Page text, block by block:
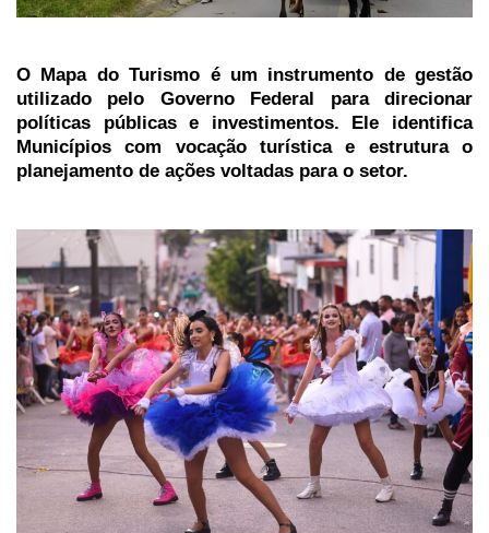
O Mapa do Turismo é um instrumento de gestão
utilizado pelo Governo Federal para direcionar
políticas públicas e investimentos. Ele identifica
Municípios com vocação turística e estrutura o
planejamento de ações voltadas para o setor.